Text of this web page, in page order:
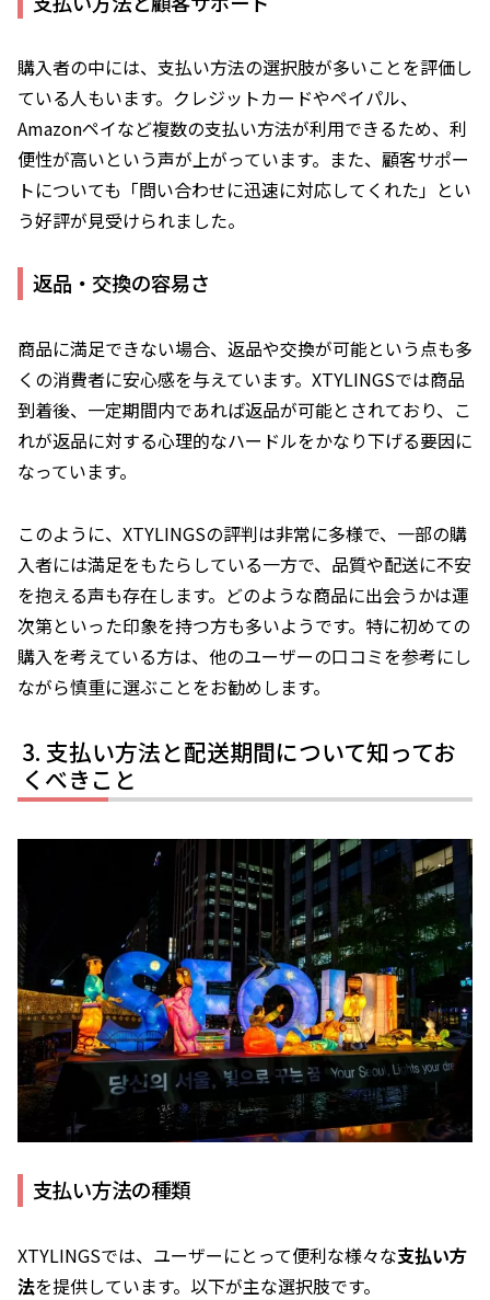
購入者の中には、支払い方法の選択肢が多いことを評価し
ている人もいます。クレジットカードやペイパル、
Amazonペイなど複数の支払い方法が利用できるため、利
便性が高いという声が上がっています。また、顧客サポー
トについても「問い合わせに迅速に対応してくれた」とい
う好評が見受けられました。
返品・交換の容易さ
商品に満足できない場合、返品や交換が可能という点も多
くの消費者に安心感を与えています。XTYLINGSでは商品
到着後、一定期間内であれば返品が可能とされており、こ
れが返品に対する心理的なハードルをかなり下げる要因に
なっています。
このように、XTYLINGSの評判は非常に多様で、一部の購
入者には満足をもたらしている一方で、品質や配送に不安
を抱える声も存在します。どのような商品に出会うかは運
次第といった印象を持つ方も多いようです。特に初めての
購入を考えている方は、他のユーザーの口コミを参考にし
ながら慎重に選ぶことをお勧めします。
支払い方法と配送期間について知ってお
くべきこと
支払い方法の種類
XTYLINGSでは、ユーザーにとって便利な様々な支払い方
法を提供しています。以下が主な選択肢です。